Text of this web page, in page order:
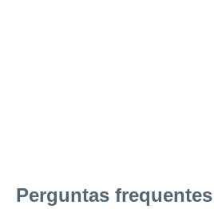
Perguntas frequentes